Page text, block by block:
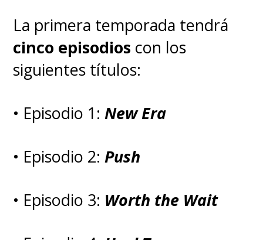
La primera temporada tendrá
cinco episodios con los
siguientes títulos:
• Episodio 1:New Era
• Episodio 2:Push
• Episodio 3: Worth the Wait